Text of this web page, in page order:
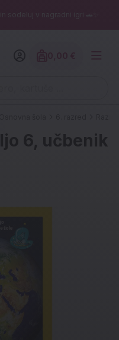
sodeluj v nagradni igri 🚗✨
pero, kartuše ...)
6, učbenik